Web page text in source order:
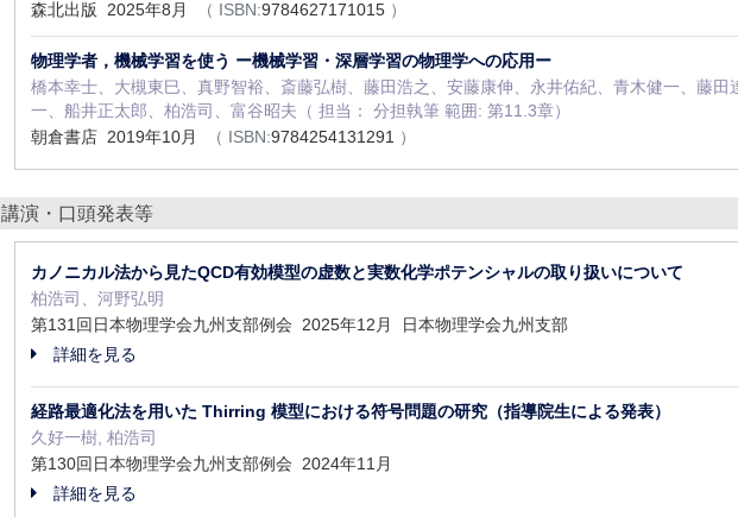
森北出版 2025年8月
（ ISBN:9784627171015 ）
物理学者，機械学習を使う ー機械学習・深層学習の物理学への応用ー
橋本幸士、大槻東巳、真野智裕、斎藤弘樹、藤田浩之、安藤康伸、永井佑紀、青木健一、藤
一、船井正太郎、柏浩司、富谷昭夫（ 担当： 分担執筆 範囲: 第11.3章）
朝倉書店 2019年10月
（ ISBN:9784254131291 ）
講演・口頭発表等
カノニカル法から見たQCD有効模型の虚数と実数化学ポテンシャルの取り扱いについて
柏浩司、河野弘明
第131回日本物理学会九州支部例会 2025年12月 日本物理学会九州支部
詳細を見る
経路最適化法を用いた Thirring 模型における符号問題の研究（指導院生による発表）
久好一樹, 柏浩司
第130回日本物理学会九州支部例会 2024年11月
詳細を見る